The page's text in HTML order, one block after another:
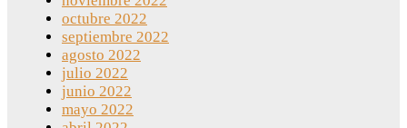
octubre 2022
septiembre 2022
agosto 2022
julio 2022
junio 2022
mayo 2022